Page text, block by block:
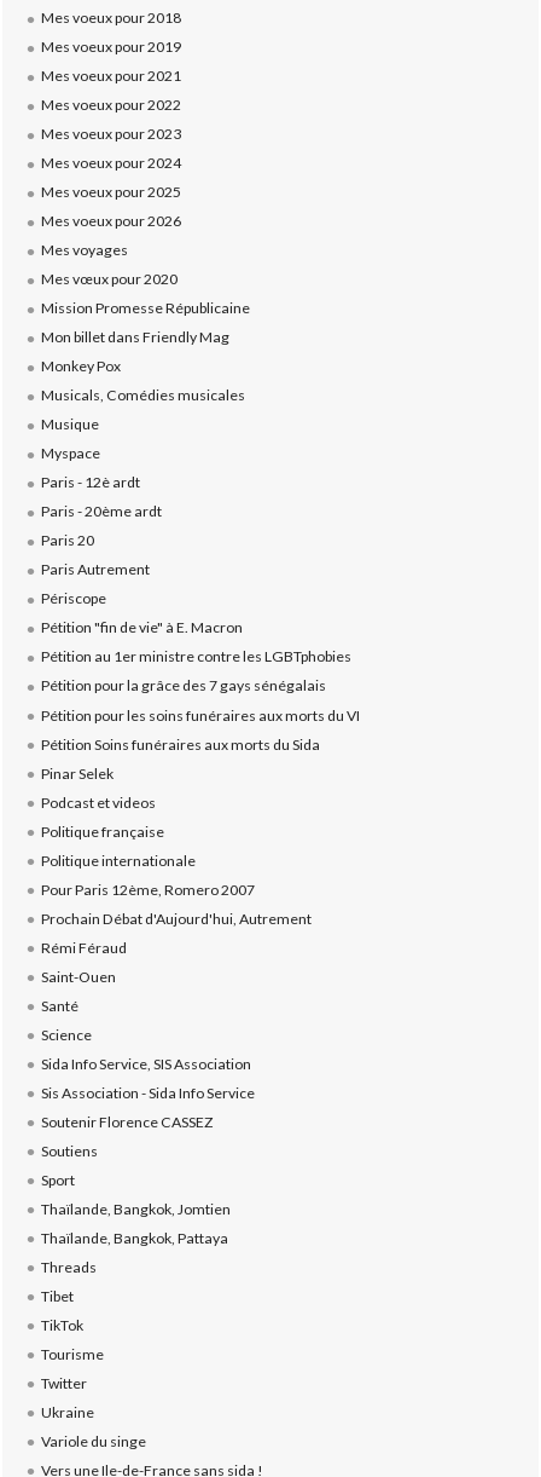
Mes voeux pour 2018
Mes voeux pour 2019
Mes voeux pour 2021
Mes voeux pour 2022
Mes voeux pour 2023
Mes voeux pour 2024
Mes voeux pour 2025
Mes voeux pour 2026
Mes voyages
Mes vœux pour 2020
Mission Promesse Républicaine
Mon billet dans Friendly Mag
Monkey Pox
Musicals, Comédies musicales
Musique
Myspace
Paris - 12è ardt
Paris - 20ème ardt
Paris 20
Paris Autrement
Périscope
Pétition "fin de vie" à E. Macron
Pétition au 1er ministre contre les LGBTphobies
Pétition pour la grâce des 7 gays sénégalais
Pétition pour les soins funéraires aux morts du VI
Pétition Soins funéraires aux morts du Sida
Pinar Selek
Podcast et videos
Politique française
Politique internationale
Pour Paris 12ème, Romero 2007
Prochain Débat d'Aujourd'hui, Autrement
Rémi Féraud
Saint-Ouen
Santé
Science
Sida Info Service, SIS Association
Sis Association - Sida Info Service
Soutenir Florence CASSEZ
Soutiens
Sport
Thaïlande, Bangkok, Jomtien
Thaïlande, Bangkok, Pattaya
Threads
Tibet
TikTok
Tourisme
Twitter
Ukraine
Variole du singe
Vers une Ile-de-France sans sida !